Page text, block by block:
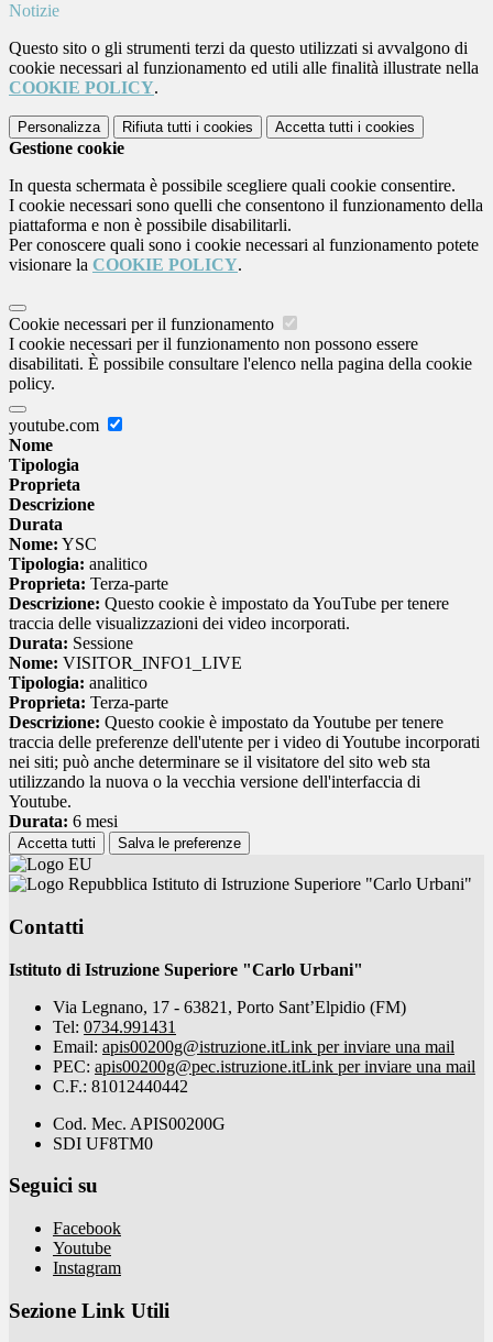
Notizie
Questo sito o gli strumenti terzi da questo utilizzati si avvalgono di
cookie necessari al funzionamento ed utili alle finalità illustrate nella
COOKIE POLICY.
Personalizza Rifiuta tutti i cookies Accetta tutti i cookies
Gestione cookie
In questa schermata è possibile scegliere quali cookie consentire.
I cookie necessari sono quelli che consentono il funzionamento della
piattaforma e non è possibile disabilitarli.
Per conoscere quali sono i cookie necessari al funzionamento potete
visionare la COOKIE POLICY.
Cookie necessari per il funzionamento
I cookie necessari per il funzionamento non possono essere
disabilitati. È possibile consultare l'elenco nella pagina della cookie
policy.
youtube.com
Nome
Tipologia
Proprieta
Descrizione
Durata
Nome: YSC
Tipologia: analitico
Proprieta: Terza-parte
Descrizione: Questo cookie è impostato da YouTube per tenere
traccia delle visualizzazioni dei video incorporati.
Durata: Sessione
Nome: VISITOR_INFO1_LIVE
Tipologia: analitico
Proprieta: Terza-parte
Descrizione: Questo cookie è impostato da Youtube per tenere
traccia delle preferenze dell'utente per i video di Youtube incorporati
nei siti; può anche determinare se il visitatore del sito web sta
utilizzando la nuova o la vecchia versione dell'interfaccia di
Youtube.
Durata: 6 mesi
Accetta tutti Salva le preferenze
Istituto di Istruzione Superiore "Carlo Urbani"
Contatti
Istituto di Istruzione Superiore "Carlo Urbani"
Via Legnano, 17 - 63821, Porto Sant’Elpidio (FM)
Tel: 0734.991431
Email: apis00200g@istruzione.itLink per inviare una mail
PEC: apis00200g@pec.istruzione.itLink per inviare una mail
C.F.: 81012440442
Cod. Mec. APIS00200G
SDI UF8TM0
Seguici su
Facebook
Youtube
Instagram
Sezione Link Utili